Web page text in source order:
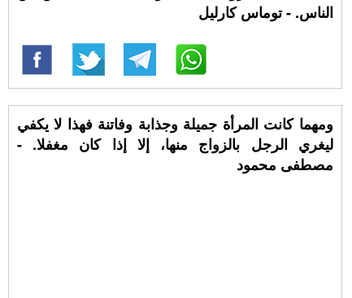
الناس. - توماس كارليل
ومهما كانت المرأة جميلة وجذابة وفاتنة فهذا لا يكفي
ليغري الرجل بالزواج منها، إلا إذا كان مغفلا. -
مصطفى محمود